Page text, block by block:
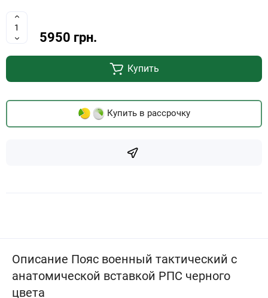
5950 грн.
Купить
Купить в рассрочку
Описание Пояс военный тактический с
анатомической вставкой РПС черного
цвета